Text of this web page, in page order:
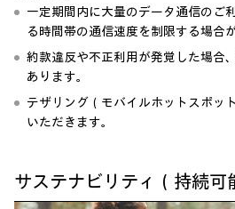
一定期間内に大量のデータ通信のご
る時間帯の通信速度を制限する場合
約款違反や不正利用が発覚した場合
あります。
テザリング（モバイルホットスポッ
いただきます。
サステナビリティ（持続可